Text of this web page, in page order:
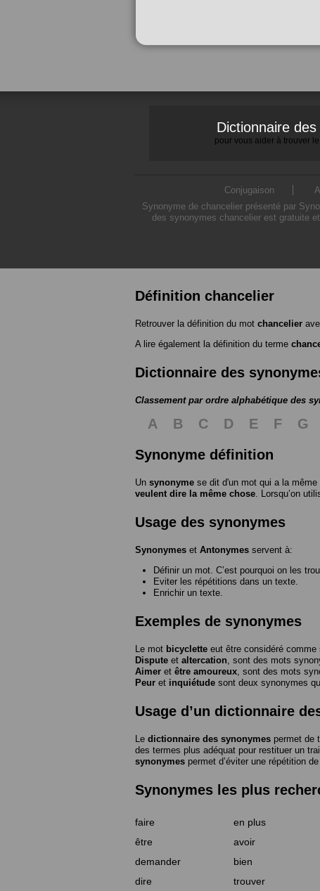
Dictionnaire
pour vous aider à trouver
Conjugaison
Synonyme de chancelier présenté par
des synonymes chancelier est gratuite
Définition chancelier
Retrouver la définition du mot chancelier
A lire également la définition du terme
Dictionnaire des
Classement par ordre alphabétique des
A B C D E F G
Synonyme définition
Un synonyme se dit d'un mot qui a la
veulent dire la même chose . Lorsqu’on
Usage des synonymes
Synonymes et Antonymes servent à:
Définir un mot. C’est pourquoi on les
Eviter les répétitions dans un texte.
Enrichir un texte.
Exemples de synonymes
Le mot bicyclette eut être considéré comme
Dispute et altercation , sont des mots
Aimer et être amoureux , sont des mots
Peur et inquiétude sont deux synonymes
Usage d’un dictionnaire
Le dictionnaire des synonymes permet de
des termes plus adéquat pour restituer un
synonymes permet d’éviter une répétition
Synonymes les plus
faire en plus
être
avoir
demander
bien
dire
trouver